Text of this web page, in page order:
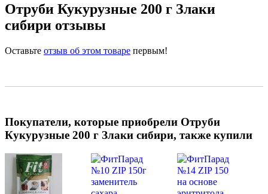
Отруби Кукурузные 200 г Злаки
сибири отзывы
Оставьте отзыв об этом товаре первым!
Покупатели, которые приобрели Отруби
Кукурузные 200 г Злаки сибири, также купили